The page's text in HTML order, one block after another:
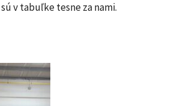
v tabuľke tesne za nami.